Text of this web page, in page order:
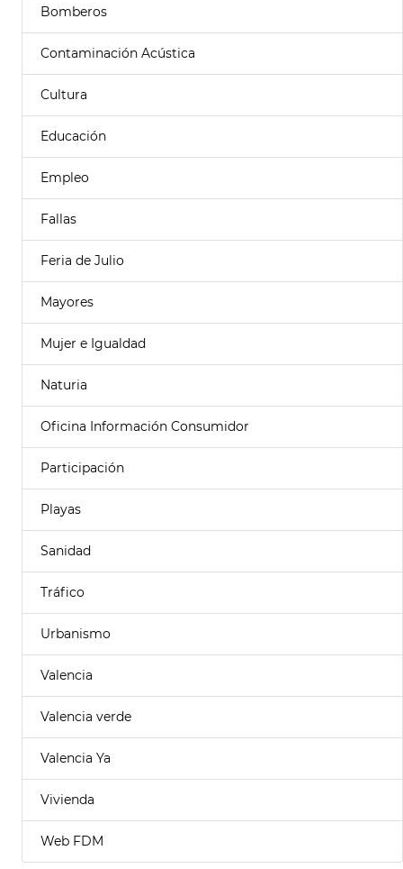
Bomberos
Contaminación Acústica
Cultura
Educación
Empleo
Fallas
Feria de Julio
Mayores
Mujer e Igualdad
Naturia
Oficina Información Consumidor
Participación
Playas
Sanidad
Tráfico
Urbanismo
Valencia
Valencia verde
Valencia Ya
Vivienda
Web FDM